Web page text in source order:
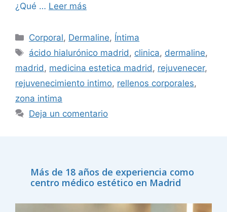
¿Qué … Leer más
Corporal, Dermaline, Íntima
ácido hialurónico madrid , clinica, dermaline,
madrid , medicina estetica madrid , rejuvenecer,
rejuvenecimiento intimo, rellenos corporales,
zona intima
Deja un comentario
Más de 18 años de experiencia como
centro médico estético en Madrid